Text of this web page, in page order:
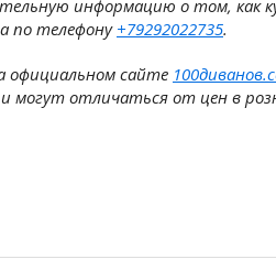
информацию о том, как
по телефону +79292022735.
официальном сайте
могут отличаться от цен в